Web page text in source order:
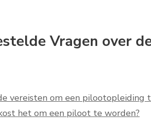
Vragen over
vereisten om een pilootopleiding
het om een piloot te worden?